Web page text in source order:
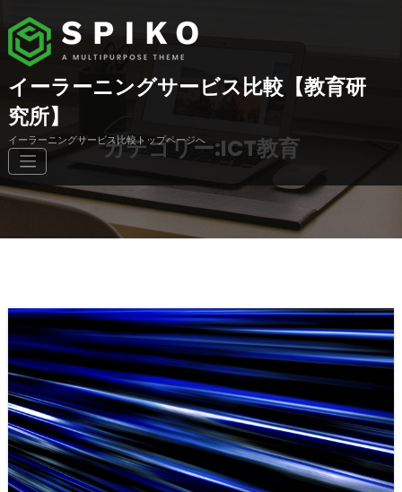
ン
ン
へ
キ
ッ
イーラーニングサービス比較【教育研
究所】
イーラーニングサービス比較トップページへ
カテゴリー:ICT教育